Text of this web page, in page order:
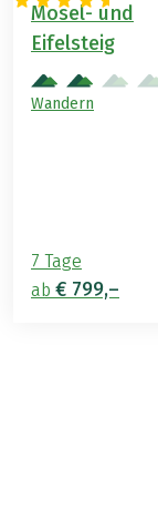
Mosel- und
Eifelsteig
Wandern
7 Tage
ab € 799,–